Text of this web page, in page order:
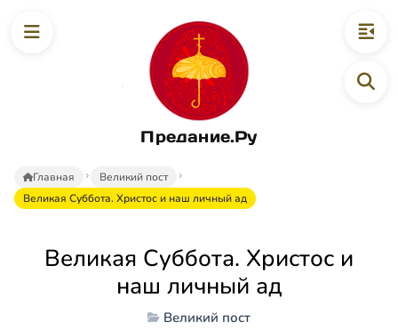
Предание.Ру
Главная
Великий пост
Великая Суббота. Христос и наш личный ад
Великая Суббота. Христос и
наш личный ад
Великий пост